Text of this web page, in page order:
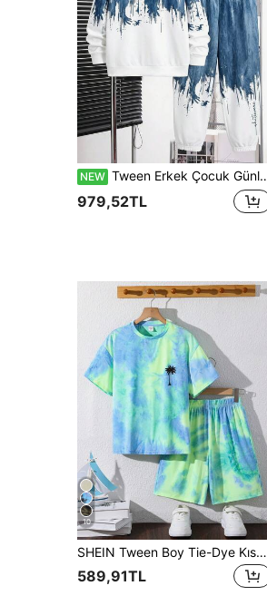
NEW Tween Erkek Çocuk Günlük Minimalist Uzun Kollu Kapüşonlu Rahat Sweatshirt 2 Parça Set, Sonbahar/Kış İçin Uygun
979,52TL
10
SHEIN Tween Boy Tie-Dye Kısa Kollu Tişört Ve Şort Takımı, Tatil
589,91TL